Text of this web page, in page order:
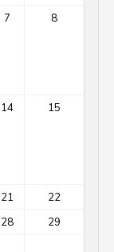
7 8
14 15
21
22
28
29